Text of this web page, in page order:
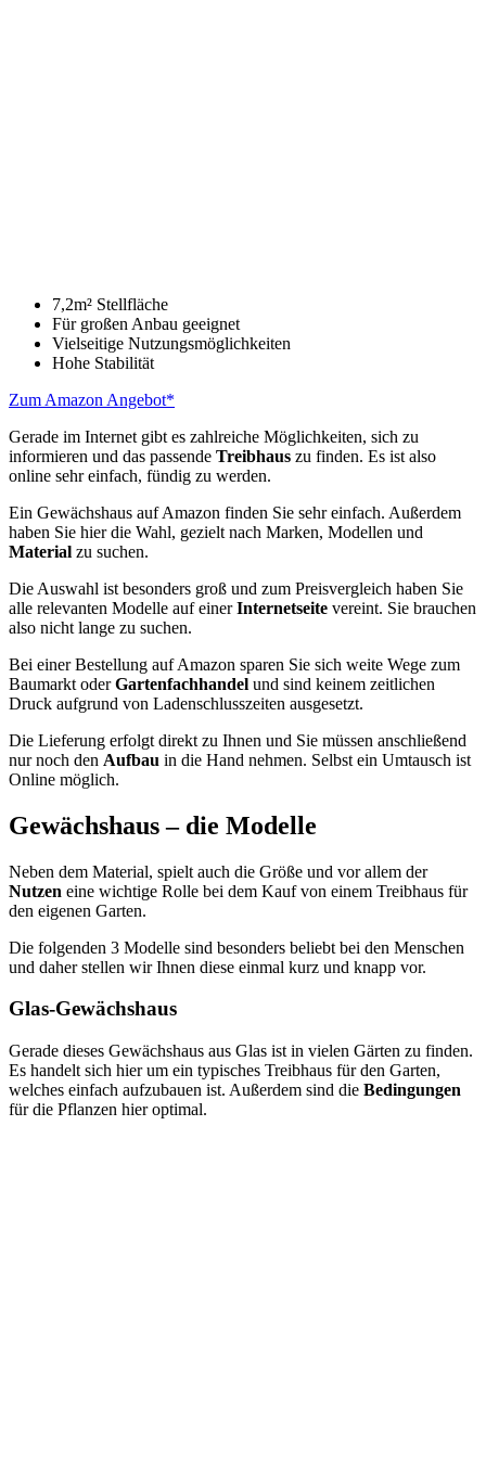
7,2m² Stellfläche
Für großen Anbau geeignet
Vielseitige Nutzungsmöglichkeiten
Hohe Stabilität
Zum Amazon Angebot*
Gerade im Internet gibt es zahlreiche Möglichkeiten, sich zu
informieren und das passende Treibhaus zu finden. Es ist also
online sehr einfach, fündig zu werden.
Ein Gewächshaus auf Amazon finden Sie sehr einfach. Außerdem
haben Sie hier die Wahl, gezielt nach Marken, Modellen und
Material zu suchen.
Die Auswahl ist besonders groß und zum Preisvergleich haben Sie
alle relevanten Modelle auf einerInternetseite vereint. Sie brauchen
also nicht lange zu suchen.
Bei einer Bestellung auf Amazon sparen Sie sich weite Wege zum
Baumarkt oderGartenfachhandel und sind keinem zeitlichen
Druck aufgrund von Ladenschlusszeiten ausgesetzt.
Die Lieferung erfolgt direkt zu Ihnen und Sie müssen anschließend
nur noch den Aufbau in die Hand nehmen. Selbst ein Umtausch ist
Online möglich.
Gewächshaus – die Modelle
Neben dem Material, spielt auch die Größe und vor allem der
Nutzen eine wichtige Rolle bei dem Kauf von einem Treibhaus für
den eigenen Garten.
Die folgenden 3 Modelle sind besonders beliebt bei den Menschen
und daher stellen wir Ihnen diese einmal kurz und knapp vor.
Glas-Gewächshaus
Gerade dieses Gewächshaus aus Glas ist in vielen Gärten zu finden.
Es handelt sich hier um ein typisches Treibhaus für den Garten,
welches einfach aufzubauen ist. Außerdem sind die Bedingungen
für die Pflanzen hier optimal.